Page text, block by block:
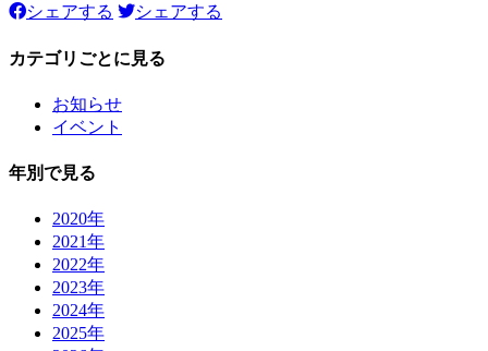
シェアする
シェアする
カテゴリごとに見る
お知らせ
イベント
年別で見る
2020年
2021年
2022年
2023年
2024年
2025年